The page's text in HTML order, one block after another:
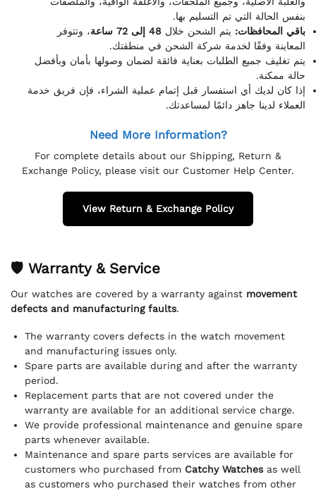
بنفس الحالة التي تم التسليم بها.
باقي المحافظات: يتم الشحن خلال 48 إلى 72 ساعة
، وتتوفر
المعاينة وفقًا لخدمة شركة الشحن في منطقتك.
يتم تغليف جميع الطلبات بعناية فائقة لضمان وصولها بأمان وبأفضل
حالة ممكنة.
إذا كان لديك أي استفسار قبل إتمام عملية الشراء، فإن فريق خدمة
العملاء لدينا جاهز دائمًا لمساعدتك.
Need More Information?
For complete details about our Shipping, Return &
Exchange Policy, please visit our Customer Help Center.
View Return & Exchange Policy
🛡 Warranty & Service
Our watches are covered by a warranty against movement
defects and manufacturing faults.
The warranty covers defects in the watch movement
and manufacturing issues only.
Spare parts are available during and after the warranty
period.
Replacement parts that are not covered under the
warranty are available for an additional service charge.
We provide professional maintenance and genuine spare
parts whenever available.
Maintenance and spare parts services are available for
customers who purchased from Catchy Watchesas well
as customers who purchased their watches from other